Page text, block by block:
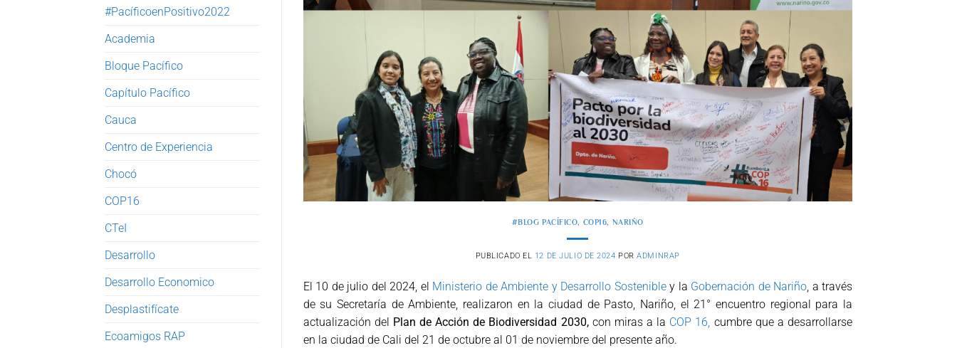
#PacíficoenPositivo2022
Academia
Bloque Pacífico
Capítulo Pacífico
Cauca
Centro de Experiencia
Chocó
COP16
CTeI
Desarrollo
Desarrollo Economico
Desplastifícate
Ecoamigos RAP
#BLOG PACÍFICO, COP16, NARIÑO
PUBLICADO EL 12 DE JULIO DE 2024 PORADMINRAP
El 10 de julio del 2024, el Ministerio de Ambiente y Desarrollo Sostenibley la Gobernación de Nariño, a través
de su Secretaría de Ambiente, realizaron en la ciudad de Pasto, Nariño, el 21° encuentro regional para la
actualización del Plan de Acción de Biodiversidad 2030,con miras a la COP 16, cumbre que a desarrollarse
en la ciudad de Cali del 21 de octubre al 01 de noviembre del presente año.